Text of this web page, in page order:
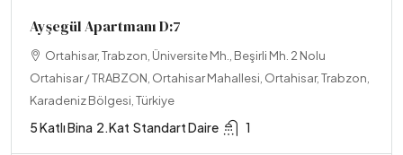
Ayşegül Apartmanı D:7
Ortahisar, Trabzon, Üniversite Mh., Beşirli Mh. 2 Nolu
Ortahisar / TRABZON, Ortahisar Mahallesi, Ortahisar, Trabzon,
Karadeniz Bölgesi, Türkiye
5 Katlı Bina 2.Kat Standart Daire 1